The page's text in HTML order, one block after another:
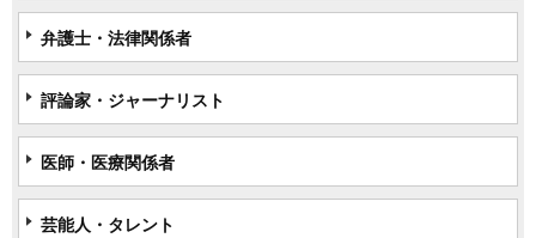
弁護士・法律関係者
評論家・ジャーナリスト
医師・医療関係者
芸能人・タレント